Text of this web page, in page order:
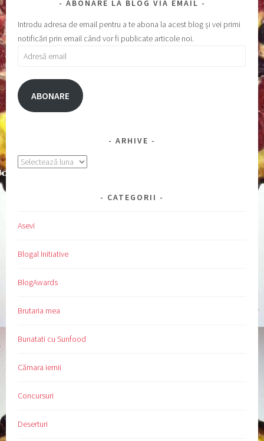
ABONARE LA BLOG VIA EMAIL
Introdu adresa de email pentru a te abona la acest blog și vei primi
notificări prin email când vor fi publicate articole noi.
Adresă
ABONARE
ARHIVE
Arhive
CATEGORII
Asevi
Blogal Initiative
BlogAwards
Brutaria mea
Bunatati cu Sunfood
Cămara iernii
Concursuri
Deserturi